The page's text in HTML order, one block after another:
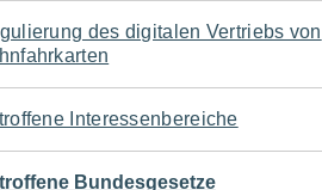
des digitalen Vertriebs von
Interessenbereiche
Bundesgesetze